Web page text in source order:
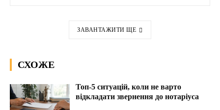
ЗАВАНТАЖИТИ ЩЕ
СХОЖЕ
Топ-5 ситуацій, коли не варто
відкладати звернення до нотаріуса